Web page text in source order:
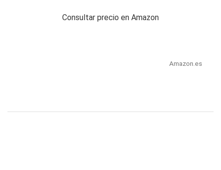
Consultar precio en Amazon
Amazon.es